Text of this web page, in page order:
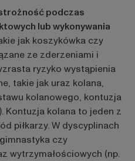
podczas
lub wykonywania
jak koszykówka czy
ze zderzeniami i
ryzyko wystąpienia
takie jak uraz kolana,
kolanowego, kontuzja
Kontuzja kolana to jeden z
piłkarzy. W dyscyplinach
czy
wytrzymałościowych (np.